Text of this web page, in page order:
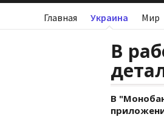
Главная Украина Мир
В
В